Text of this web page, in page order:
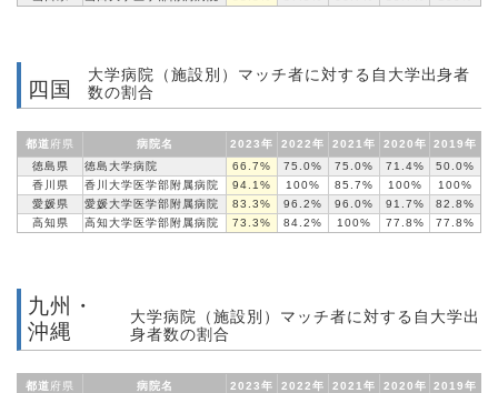
四国
大学病院（施設別）マッチ者に対する自大学出身者
数の割合
都道府県 病院名 2023年 2022年 2021年 2020年
2019年
徳島県
徳島大学病院 66.7% 75.0% 75.0% 71.4%
50.0%
香川県
香川大学医学部附属病院 94.1% 100% 85.7% 100%
100%
愛媛県
愛媛大学医学部附属病院 83.3% 96.2% 96.0% 91.7%
82.8%
高知県
高知大学医学部附属病院 73.3% 84.2% 100% 77.8% 77.8%
九州・
沖縄
大学病院（施設別）マッチ者に対する自大学出
身者数の割合
都道府県 病院名 2023年 2022年 2021年 2020年
2019年